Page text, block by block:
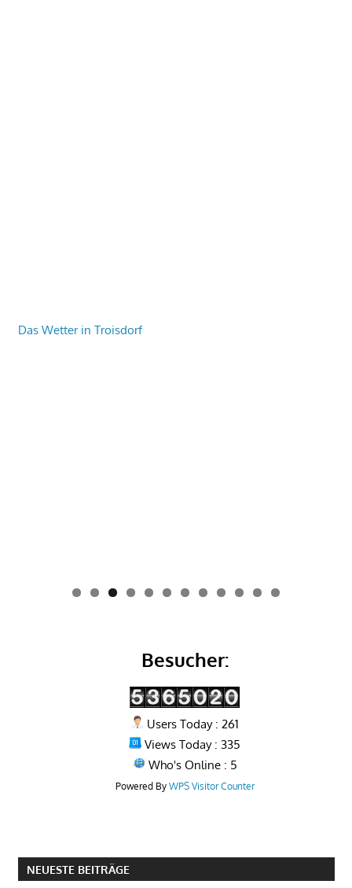
Das Wetter in Troisdorf
0 1 2
Besucher:
Users Today : 261
Views Today : 335
Who's Online : 5
Powered By WPS Visitor Counter
NEUESTE BEITRÄGE